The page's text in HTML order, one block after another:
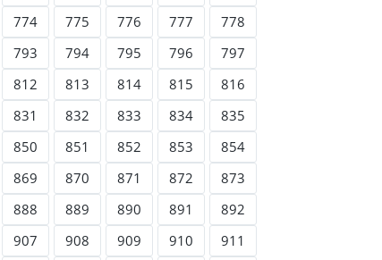
774 775 776 777
778
793 794 795 796
797
812 813 814 815
816
831 832 833 834
835
850 851 852 853
854
869 870 871 872
873
888 889 890 891
892
907 908 909 910
911